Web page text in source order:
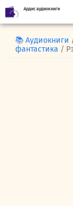
Skip
to
Ардис аудиокниги
📚 Аудиокниги
фантастика /